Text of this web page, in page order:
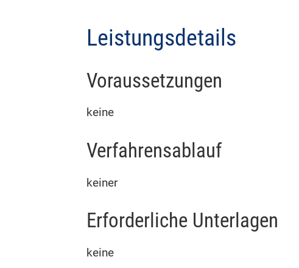
Leistungsdetails
Voraussetzungen
keine
Verfahrensablauf
keiner
Erforderliche Unterlagen
keine